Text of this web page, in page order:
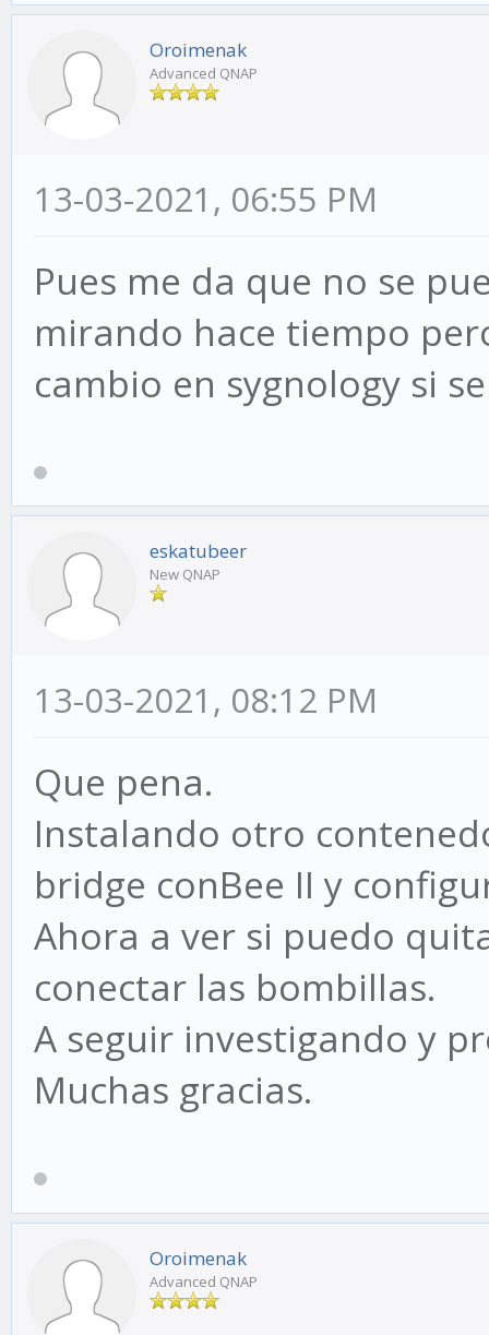
Oroimenak
Advanced QNAP
13-03-2021, 06:55 PM
Pues me da que no se
mirando hace tiempo
cambio en sygnology si
eskatubeer
New QNAP
13-03-2021, 08:12 PM
Que pena.
Instalando otro
bridge conBee II y
Ahora a ver si puedo
conectar las bombillas.
A seguir investigando y
Muchas gracias.
Oroimenak
Advanced QNAP